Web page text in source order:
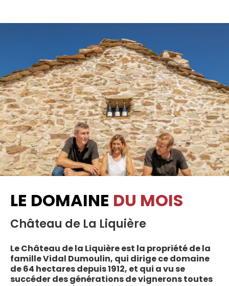
LE DOMAINE DU MOIS
Château de La Liquière
Le Château de la Liquière est la propriété de la
famille Vidal Dumoulin, qui dirige ce domaine
de 64 hectares depuis 1912, et qui a vu se
succéder des générations de vignerons toutes